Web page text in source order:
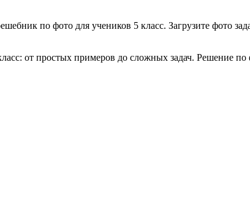
по фото для учеников 5 класс. Загрузите фото
: от простых примеров до сложных задач. Решение по